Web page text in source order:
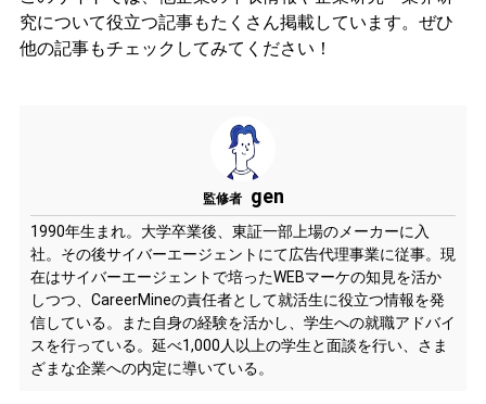
究について役立つ記事もたくさん掲載しています。ぜひ
他の記事もチェックしてみてください！
監修者 gen
1990年生まれ。大学卒業後、東証一部上場のメーカーに入
社。その後サイバーエージェントにて広告代理事業に従事。現
在はサイバーエージェントで培ったWEBマーケの知見を活か
しつつ、CareerMineの責任者として就活生に役立つ情報を発
信している。また自身の経験を活かし、学生への就職アドバイ
スを行っている。延べ1,000人以上の学生と面談を行い、さま
ざまな企業への内定に導いている。